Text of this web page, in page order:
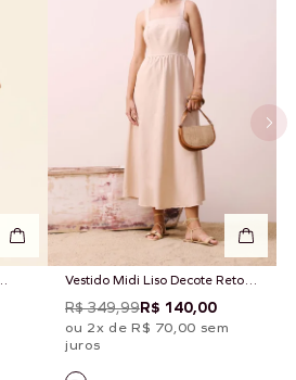
Vestido Midi Liso Decote Reto
Amarração
R$ 349,99R$ 140,00
ou 2x de R$ 70,00 sem
juros